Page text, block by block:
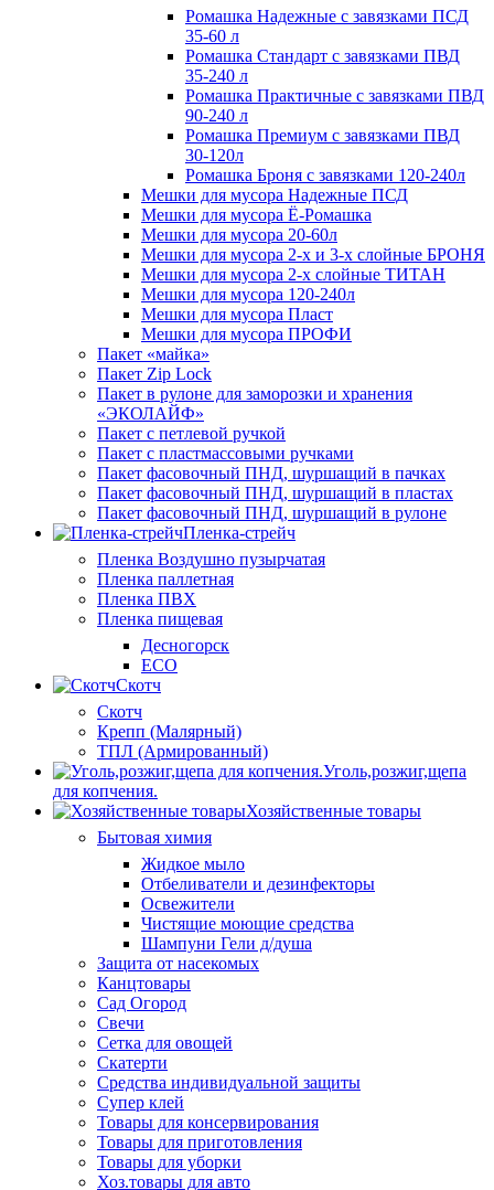
Ромашка Надежные с завязками ПСД
35-60 л
Ромашка Стандарт с завязками ПВД
35-240 л
Ромашка Практичные с завязками ПВД
90-240 л
Ромашка Премиум с завязками ПВД
30-120л
Ромашка Броня с завязками 120-240л
Мешки для мусора Надежные ПСД
Мешки для мусора Ё-Ромашка
Мешки для мусора 20-60л
Мешки для мусора 2-х и 3-х слойные БРОНЯ
Мешки для мусора 2-х слойные ТИТАН
Мешки для мусора 120-240л
Мешки для мусора Пласт
Мешки для мусора ПРОФИ
Пакет «майка»
Пакет Zip Lock
Пакет в рулоне для заморозки и хранения
«ЭКОЛАЙФ»
Пакет с петлевой ручкой
Пакет с пластмассовыми ручками
Пакет фасовочный ПНД, шуршащий в пачках
Пакет фасовочный ПНД, шуршащий в пластах
Пакет фасовочный ПНД, шуршащий в рулоне
Пленка-стрейч
Пленка Воздушно пузырчатая
Пленка паллетная
Пленка ПВХ
Пленка пищевая
Десногорск
ECO
Скотч
Скотч
Крепп (Малярный)
ТПЛ (Армированный)
Уголь,розжиг,щепа
для копчения.
Хозяйственные товары
Бытовая химия
Жидкое мыло
Отбеливатели и дезинфекторы
Освежители
Чистящие моющие средства
Шампуни Гели д/душа
Защита от насекомых
Канцтовары
Сад Огород
Свечи
Сетка для овощей
Скатерти
Средства индивидуальной защиты
Супер клей
Товары для консервирования
Товары для приготовления
Товары для уборки
Хоз.товары для авто